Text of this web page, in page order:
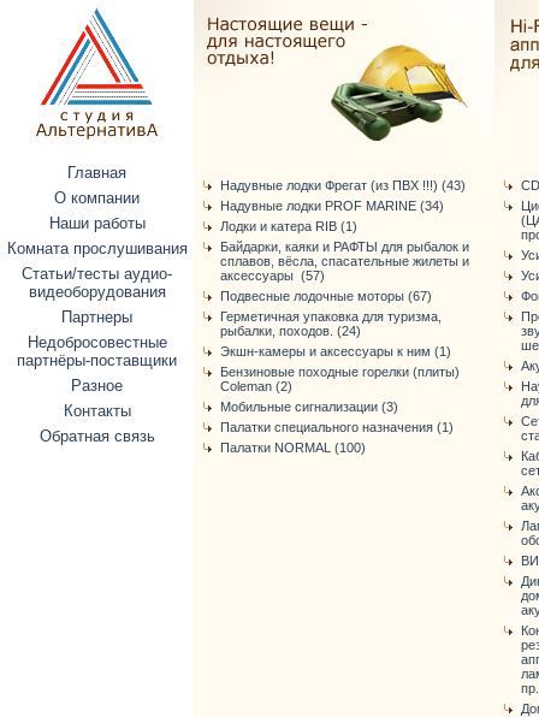
Главная
О компании
Наши работы
Комната прослушивания
Статьи/тесты аудио-
видеоборудования
Партнеры
Недобросовестные
партнёры-поставщики
Разное
Контакты
Обратная связь
Надувные лодки Фрегат (из ПВХ !!!) (43)
Надувные лодки PROF MARINE (34)
Лодки и катера RIB (1)
Байдарки, каяки и РАФТЫ для рыбалок и
сплавов, вёсла, спасательные жилеты и
аксессуары (57)
Подвесные лодочные моторы (67)
Герметичная упаковка для туризма,
рыбалки, походов. (24)
Экшн-камеры и аксессуары к ним (1)
Бензиновые походные горелки (плиты)
Coleman (2)
Мобильные сигнализации (3)
Палатки специального назначения (1)
Палатки NORMAL (100)